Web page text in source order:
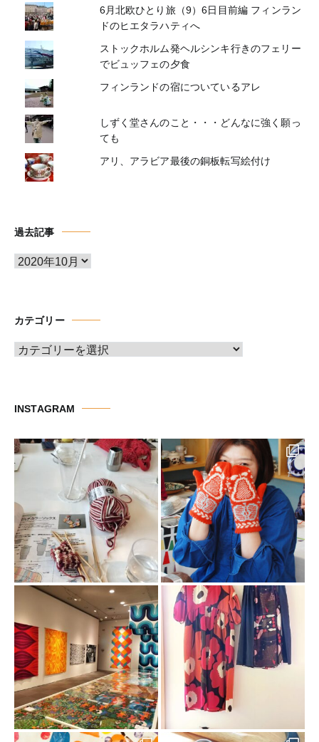
6月北欧ひとり旅（9）6日目前編 フィンラン
ドのヒエタラハティへ
ストックホルム発ヘルシンキ行きのフェリー
でビュッフェの夕食
フィンランドの宿についているアレ
しずく堂さんのこと・・・どんなに強く願っ
ても
アリ、アラビア最後の銅板転写絵付け
過去記事
ア
ブ
カテゴリー
カ
ー
INSTAGRAM